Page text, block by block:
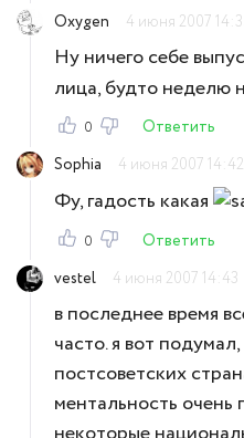
Oxygen
4 июня 2007
Ну ничего себе
лица, будто неделю
0
Ответить
Sophia
4 июня 2007 14:42
Фу, гадость какая
0
Ответить
vestel
4 июня 2007 14:43
в последнее время
часто. я вот
постсоветских
ментальность очень